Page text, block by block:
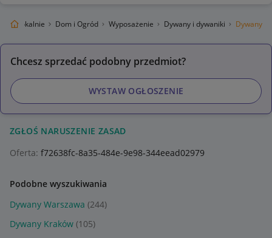
Lokalnie Dom i Ogród Wyposażenie Dywany i dywaniki Dywany
Chcesz sprzedać podobny przedmiot?
WYSTAW OGŁOSZENIE
ZGŁOŚ NARUSZENIE ZASAD
Oferta: f72638fc-8a35-484e-9e98-344eead02979
Podobne wyszukiwania
Dywany Warszawa (244)
Dywany Kraków (105)